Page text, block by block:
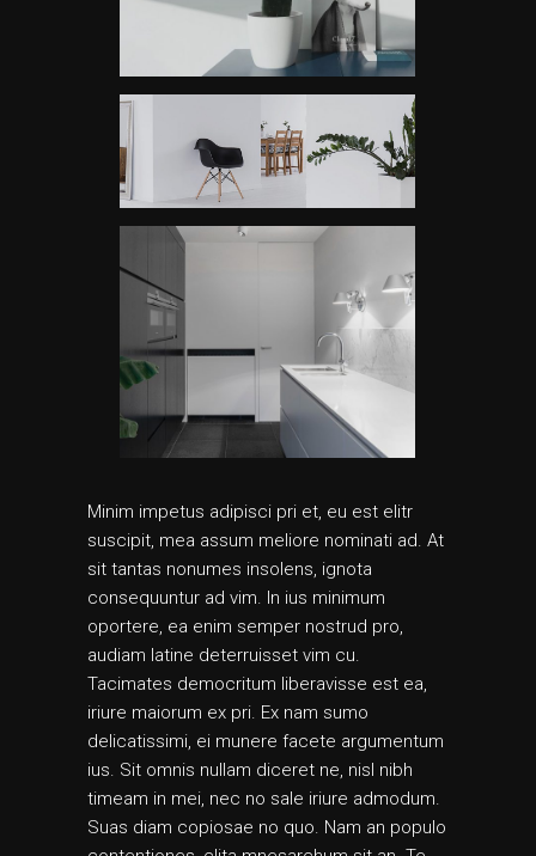
Minim impetus adipisci pri et, eu est elitr
suscipit, mea assum meliore nominati ad. At
sit tantas nonumes insolens, ignota
consequuntur ad vim. In ius minimum
oportere, ea enim semper nostrud pro,
audiam latine deterruisset vim cu.
Tacimates democritum liberavisse est ea,
iriure maiorum ex pri. Ex nam sumo
delicatissimi, ei munere facete argumentum
ius. Sit omnis nullam diceret ne, nisl nibh
timeam in mei, nec no sale iriure admodum.
Suas diam copiosae no quo. Nam an populo